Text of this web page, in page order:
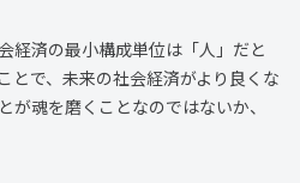
経済の最小構成単位は「人」だと
とで、未来の社会経済がより良くな
が魂を磨くことなのではないか、